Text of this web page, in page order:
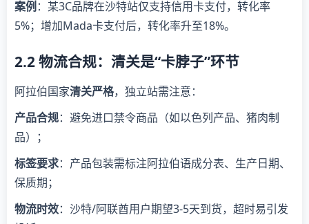
案例 ：某3C品牌在沙特站仅支持信用卡支付，转化率
5%；增加Mada卡支付后，转化率升至18%。
2.2 物流合规：清关是“卡脖子”环节
阿拉伯国家清关严格，独立站需注意：
产品合规：避免进口禁令商品（如以色列产品、猪肉制
品）；
标签要求：产品包装需标注阿拉伯语成分表、生产日期、
保质期；
物流时效：沙特/阿联酋用户期望3-5天到货，超时易引发